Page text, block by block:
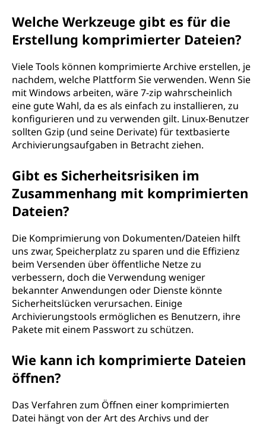
Welche Werkzeuge gibt es für die
Erstellung komprimierter Dateien?
Viele Tools können komprimierte Archive erstellen, je
nachdem, welche Plattform Sie verwenden. Wenn Sie
mit Windows arbeiten, wäre 7-zip wahrscheinlich
eine gute Wahl, da es als einfach zu installieren, zu
konfigurieren und zu verwenden gilt. Linux-Benutzer
sollten Gzip (und seine Derivate) für textbasierte
Archivierungsaufgaben in Betracht ziehen.
Gibt es Sicherheitsrisiken im
Zusammenhang mit komprimierten
Dateien?
Die Komprimierung von Dokumenten/Dateien hilft
uns zwar, Speicherplatz zu sparen und die Effizienz
beim Versenden über öffentliche Netze zu
verbessern, doch die Verwendung weniger
bekannter Anwendungen oder Dienste könnte
Sicherheitslücken verursachen. Einige
Archivierungstools ermöglichen es Benutzern, ihre
Pakete mit einem Passwort zu schützen.
Wie kann ich komprimierte Dateien
öffnen?
Das Verfahren zum Öffnen einer komprimierten
Datei hängt von der Art des Archivs und der